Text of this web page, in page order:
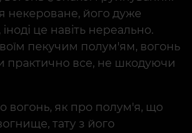
некероване, його дуже
це навіть нереально.
пекучим полум'ям, вогонь
практично все, не шкодуючи
вогонь, як про полум'я, що
тату з його